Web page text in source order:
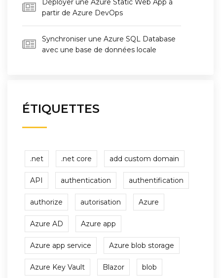
Déployer une Azure Static Web App à
partir de Azure DevOps
Synchroniser une Azure SQL Database
avec une base de données locale
ÉTIQUETTES
.net .net core add custom domain
API authentication authentification
authorize autorisation Azure
Azure AD Azure app
Azure app service Azure blob storage
Azure Key Vault Blazor blob